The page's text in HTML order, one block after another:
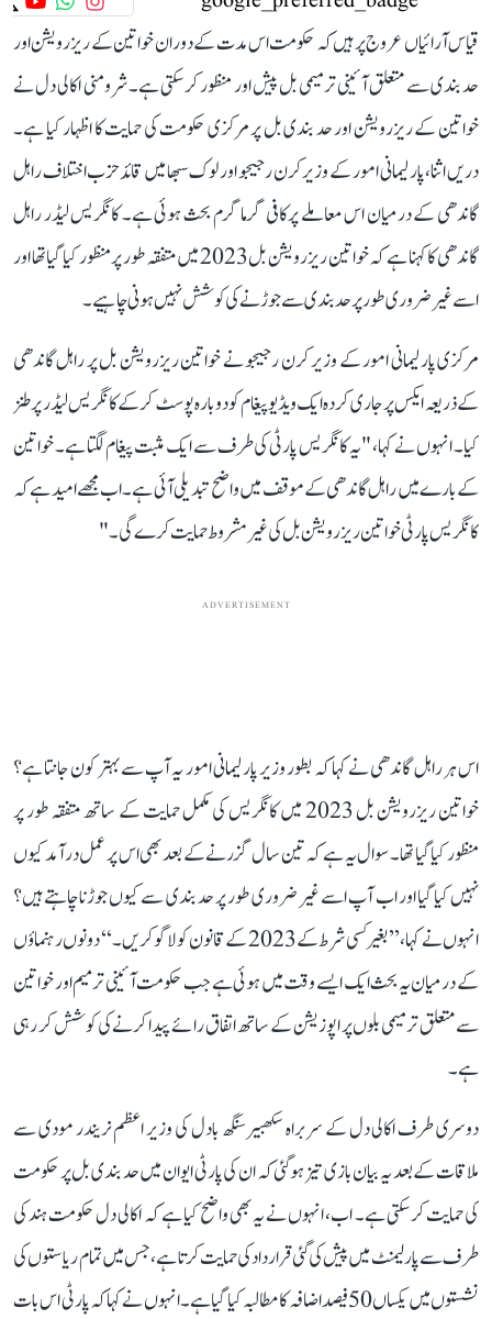
قیاس آرائیاں عروج پر ہیں کہ حکومت اس مدت کے دوران خواتین کے ریزرویشن اور
حد بندی سے متعلق آئینی ترمیمی بل پیش اور منظور کر سکتی ہے۔ شرومنی اکالی دل نے
خواتین کے ریزرویشن اور حد بندی بل پر مرکزی حکومت کی حمایت کا اظہار کیا ہے۔
دریں اثنا، پارلیمانی امور کے وزیر کرن رجیجو اور لوک سبھا میں قائد حزب اختلاف راہل
گاندھی کے درمیان اس معاملے پرکافی گرما گرم بحث ہوئی ہے۔ کانگریس لیڈر راہل
گاندھی کا کہنا ہے کہ خواتین ریزرویشن بل 2023 میں متفقہ طور پر منظور کیا گیا تھا اور
اسے غیر ضروری طور پر حد بندی سے جوڑنے کی کوشش نہیں ہونی چاہیے۔
مرکزی پارلیمانی امور کے وزیر کرن رجیجو نے خواتین ریزرویشن بل پر راہل گاندھی
کے ذریعہ ایکس پر جاری کردہ ایک ویڈیو پیغام کو دوبارہ پوسٹ کرکے کانگریس لیڈر پر طنز
کیا۔ انہوں نے کہا، "یہ کانگریس پارٹی کی طرف سے ایک مثبت پیغام لگتا ہے۔ خواتین
کے بارے میں راہل گاندھی کے موقف میں واضح تبدیلی آئی ہے۔ اب مجھے امید ہے کہ
کانگریس پارٹی خواتین ریزرویشن بل کی غیر مشروط حمایت کرے گی۔"
ADVERTISEMENT
اس ہر راہل گاندھی نے کہا کہ بطور وزیر پارلیمانی امور یہ آپ سے بہتر کون جانتا ہے؟
خواتین ریزرویشن بل 2023 میں کانگریس کی مکمل حمایت کے ساتھ متفقہ طور پر
منظور کیا گیا تھا۔ سوال یہ ہے کہ تین سال گزرنے کے بعد بھی اس پر عمل درآمد کیوں
نہیں کیا گیا اور اب آپ اسے غیر ضروری طور پر حد بندی سے کیوں جوڑنا چاہتے ہیں؟
انہوں نے کہا، ’’بغیر کسی شرط کے 2023 کے قانون کو لاگو کریں۔‘‘ دونوں رہنماؤں
کے درمیان یہ بحث ایک ایسے وقت میں ہوئی ہے جب حکومت آئینی ترمیم اور خواتین
سے متعلق ترمیمی بلوں پر اپوزیشن کے ساتھ اتفاق رائے پیدا کرنے کی کوشش کر رہی
ہے۔
دوسری طرف اکالی دل کے سربراہ سکھبیر سنگھ بادل کی وزیر اعظم نریندر مودی سے
ملاقات کے بعد یہ بیان بازی تیز ہوگئی کہ ان کی پارٹی ایوان میں حد بندی بل پر حکومت
کی حمایت کر سکتی ہے۔ اب، انہوں نے یہ بھی واضح کیا ہے کہ اکالی دل حکومت ہند کی
طرف سے پارلیمنٹ میں پیش کی گئی قرارداد کی حمایت کرتا ہے، جس میں تمام ریاستوں کی
نشستوں میں یکساں 50 فیصد اضافہ کا مطالبہ کیا گیا ہے۔ انہوں نے کہا کہ پارٹی اس بات